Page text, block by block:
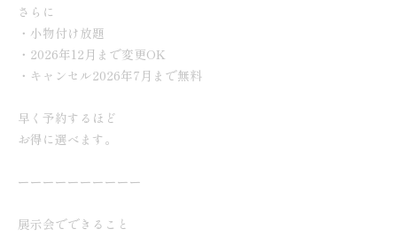
さらに
・小物付け放題
・2026年12月まで変更OK
・キャンセル2026年7月まで無料
早く予約するほど
お得に選べます。
ーーーーーーーーーー
展示会でできること